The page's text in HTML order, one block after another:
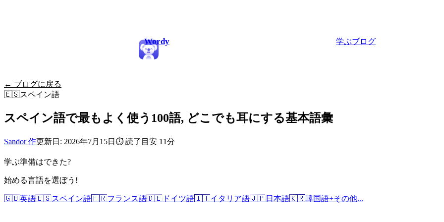
Wordy 学ぶブログ
← ブログに戻る
🇪🇸スペイン語
スペイン語で最もよく使う100語, どこでも耳にする基本語彙
Sandor 作更新日: 2026年7月15日 ⏱ 読了目安 11分
学ぶ準備はできた?
始める言語を選ぼう!
🇬🇧英語🇪🇸スペイン語🇫🇷フランス語🇩🇪 ドイツ語🇮🇹イタリア語🇯🇵日本語🇰🇷韓国語+その他...